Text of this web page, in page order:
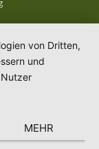
von Dritten,
und
MEHR